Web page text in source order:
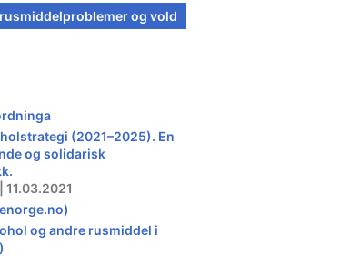
og vold
(2021–2025). En
og solidarisk
og andre rusmiddel i